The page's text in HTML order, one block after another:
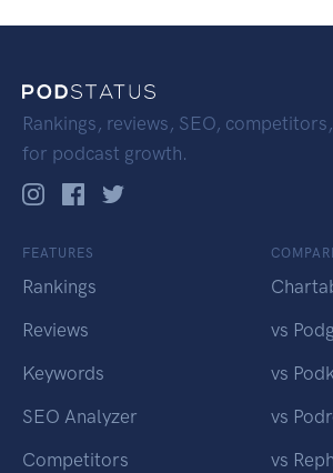
Rankings, reviews, SEO,
for podcast growth.
FEATURES
Rankings
Reviews
Keywords
SEO Analyzer
Competitors
vs
vs
vs
vs